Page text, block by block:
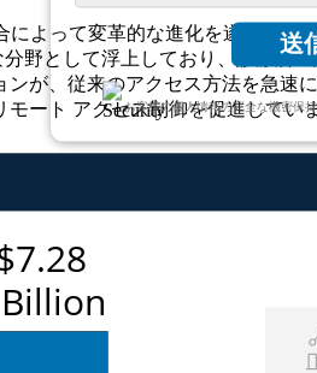
送
お客様の個人情報の完全な機密保
よって変革的な進化を遂げて
野として浮上しており、診療所
が、従来のアクセス方法を急
ート アクセス制御を促進してい